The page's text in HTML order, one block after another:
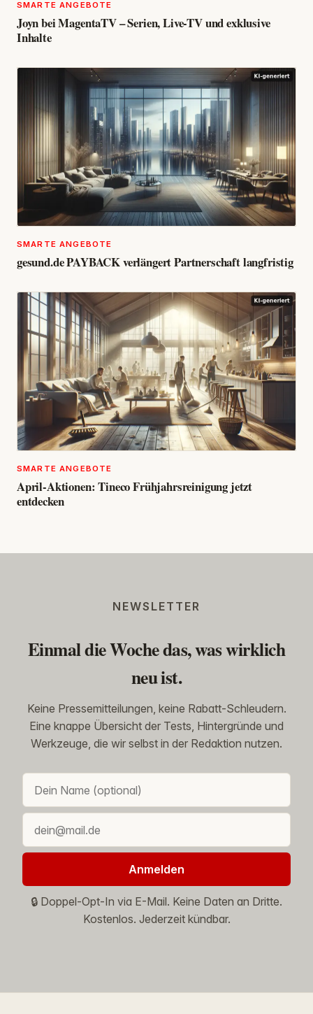
SMARTE ANGEBOTE
Joyn bei MagentaTV – Serien, Live-TV und exklusive
Inhalte
SMARTE ANGEBOTE
gesund.de PAYBACK verlängert Partnerschaft langfristig
SMARTE ANGEBOTE
April-Aktionen: Tineco Frühjahrsreinigung jetzt
entdecken
NEWSLETTER
Einmal die Woche das, was wirklich
neu ist.
Keine Pressemitteilungen, keine Rabatt-Schleudern.
Eine knappe Übersicht der Tests, Hintergründe und
Werkzeuge, die wir selbst in der Redaktion nutzen.
Anmelden
🔒 Doppel-Opt-In via E-Mail. Keine Daten an Dritte.
Kostenlos. Jederzeit kündbar.